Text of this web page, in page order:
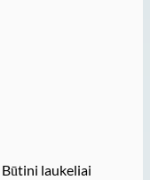
Būtini laukeliai